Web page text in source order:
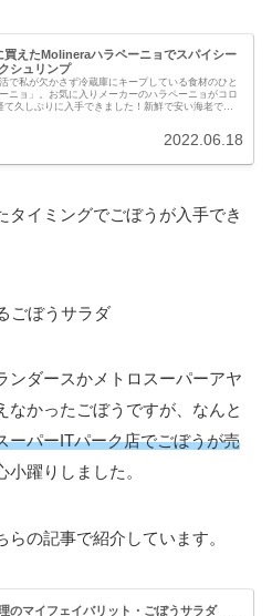
買えたMolineraハラペーニョでスパイシー
シュリンプ
で私が欠かさず冷蔵庫にキープしている食材のひと
ニョ」。お気に入りメーカーのハラペーニョがコロ
て久しぶりに入手できました！新鮮で安い海老で作
2022.06.18
タイミングでごぼうが入手でき
ンダースかメトロスーパーアヤ
なかったごぼうですが、なんと
ーパーITパーク店でごぼうが売
躍りしました。
の記事で紹介しています。
のマイフェイバリット・ごぼうサラダ